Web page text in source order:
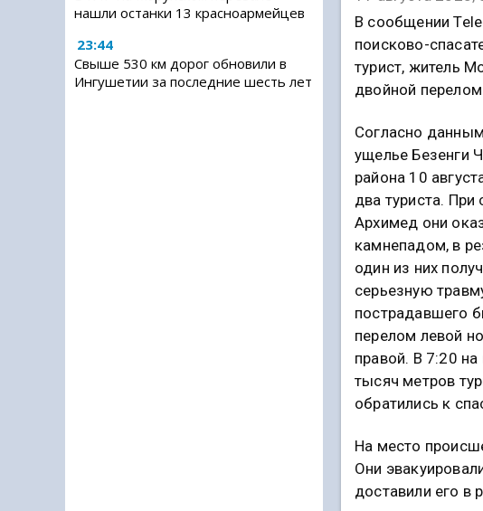
нашли останки 13 красноармейцев
23:44
Свыше 530 км дорог обновили в
Ингушетии за последние шесть лет
В сообщении
поисково-
турист, житель
двойной перелом
Согласно
ущелье Безенги
района 10
два туриста. При
Архимед они
камнепадом, в
один из них
серьезную
пострадавшего
перелом левой
правой. В 7:20
тысяч метров
обратились к
На место
Они
доставили его в